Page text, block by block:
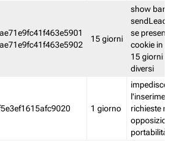
15 giorni
show banner
sendLead
se presenti
cookie in un
15 giorni e
diversi
1 giorno
impedisce
l'inserimento
richieste
opposizione
portabilità